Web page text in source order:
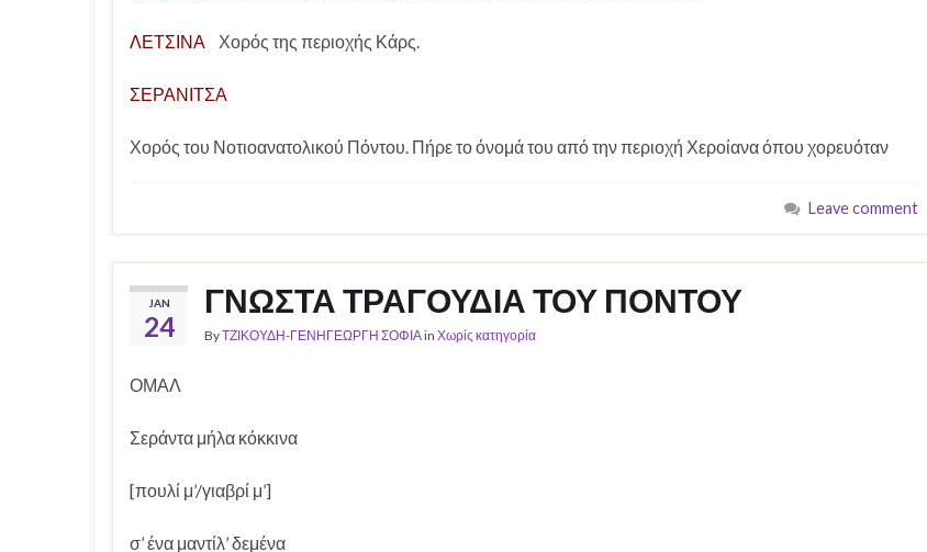
ΛΕΤΣΙΝΑ Χορός της περιοχής Κάρς.
ΣΕΡΑΝΙΤΣΑ
Χορός του Νοτιοανατολικού Πόντου. Πήρε το όνομά του από την περιοχή Χεροίανα όπου χορευόταν
Leave comment
JAN
24
ΓΝΩΣΤΑ ΤΡΑΓΟΥΔΙΑ ΤΟΥ ΠΟΝΤΟΥ
ByΤΖΙΚΟΥΔΗ-ΓΕΝΗΓΕΩΡΓΗ ΣΟΦΙΑin Χωρίς κατηγορία
ΟΜΑΛ
Σεράντα μήλα κόκκινα
[πουλί μ’/γιαβρί μ’]
σ’ ένα μαντίλ’ δεμένα